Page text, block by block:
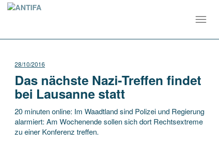
28/10/2016
Das nächste Nazi-Treffen findet
bei Lausanne statt
20 minuten online: Im Waadtland sind Polizei und Regierung
alarmiert: Am Wochenende sollen sich dort Rechtsextreme
zu einer Konferenz treffen.